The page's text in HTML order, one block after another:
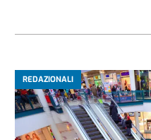
REDAZIONALI